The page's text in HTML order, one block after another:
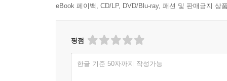
eBook 페이백, CD/LP, DVD/Blu-ray, 패션 및 판매금지 상
평점
한글 기준 50자까지 작성가능